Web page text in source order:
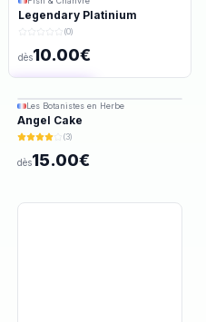
Legendary Platinium
(0)
dès10.00€
Les Botanistes en Herbe
Angel Cake
(3)
dès15.00€